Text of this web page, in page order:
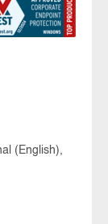
(English),